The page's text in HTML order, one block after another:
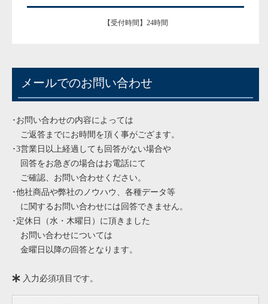
【受付時間】24時間
メールでのお問い合わせ
･お問い合わせの内容によっては
ご返答までにお時間を頂く事がござます。
･3営業日以上経過しても回答がない場合や
回答をお急ぎの場合はお電話にて
ご確認、お問い合わせください。
･他社商品や弊社のノウハウ、各種データ等
に関するお問い合わせには回答できません。
･定休日（水・木曜日）に頂きました
お問い合わせについては
金曜日以降の回答となります。
入力必須項目です。